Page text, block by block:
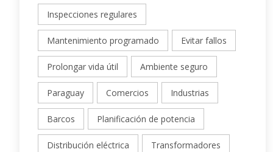
Inspecciones regulares
Mantenimiento programado Evitar fallos
Prolongar vida útil Ambiente seguro
Paraguay Comercios Industrias
Barcos Planificación de potencia
Distribución eléctrica Transformadores